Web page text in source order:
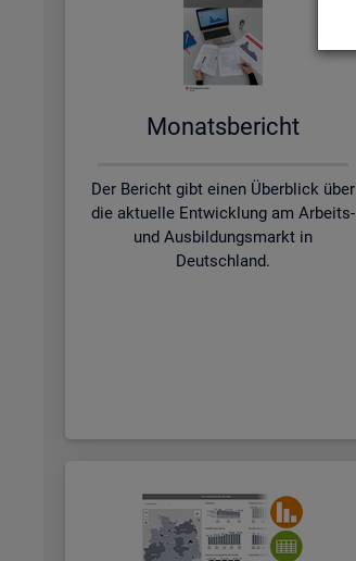
Mo­nats­be­richt
Der Bericht gibt einen Überblick über
die aktuelle Entwicklung am Arbeits-
und Ausbildungsmarkt in
Deutschland.